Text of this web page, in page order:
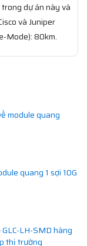
dự án này và
và Juniper
Mode): 80km.
module quang
quang 1 sợi 10G
LH-SMD hàng
thị trường